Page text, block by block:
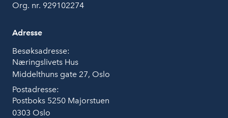
Org. nr. 929102274
Adresse
Besøksadresse:
Næringslivets Hus
Middelthuns gate 27, Oslo
Postadresse:
Postboks 5250 Majorstuen
0303 Oslo